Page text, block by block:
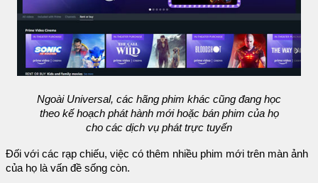
Ngoài Universal, các hãng phim khác cũng đang học
theo kế hoạch phát hành mới hoặc bán phim của họ
cho các dịch vụ phát trực tuyến
Đối với các rạp chiếu, việc có thêm nhiều phim mới trên màn ảnh
của họ là vấn đề sống còn.